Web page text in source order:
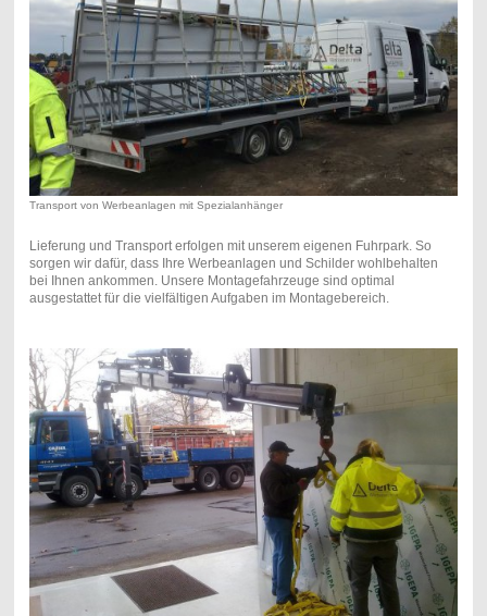
Transport von Werbeanlagen mit Spezialanhänger
Lieferung und Transport erfolgen mit unserem eigenen Fuhrpark. So
sorgen wir dafür, dass Ihre Werbeanlagen und Schilder wohlbehalten
bei Ihnen ankommen. Unsere Montagefahrzeuge sind optimal
ausgestattet für die vielfältigen Aufgaben im Montagebereich.